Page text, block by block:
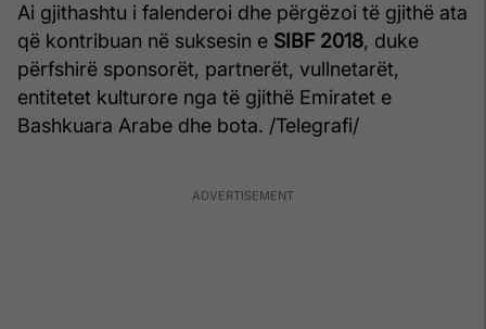
Ai gjithashtu i falenderoi dhe përgëzoi të gjithë ata
që kontribuan në suksesin e SIBF 2018, duke
përfshirë sponsorët, partnerët, vullnetarët,
entitetet kulturore nga të gjithë Emiratet e
Bashkuara Arabe dhe bota. /Telegrafi/